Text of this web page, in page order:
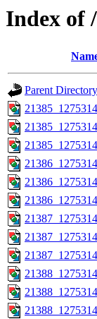
Index of
Parent Directory